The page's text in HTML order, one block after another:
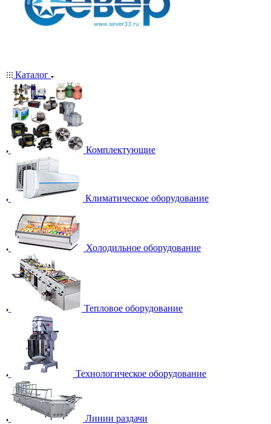
Каталог
Комплектующие
Климатическое оборудование
Холодильное оборудование
Тепловое оборудование
Технологическое оборудование
Линии раздачи